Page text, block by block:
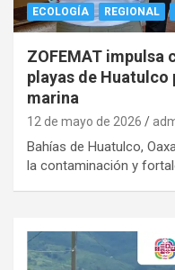
ECOLOGÍA REGIONAL
ZOFEMAT impulsa
playas de
marina
12 de mayo de 2026
Bahías de Huatulco,
la contaminación y